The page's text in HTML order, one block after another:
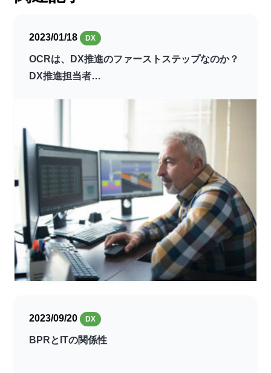
2023/01/18 DX
OCRは、DX推進のファーストステップなのか？
DX推進担当者…
2023/09/20 DX
BPRとITの関係性